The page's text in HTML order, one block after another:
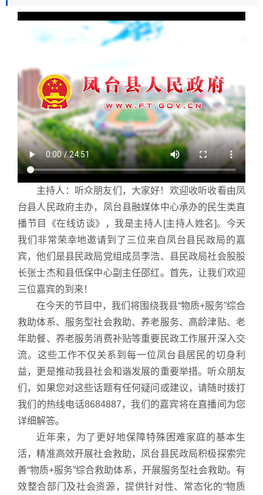
主持人：听众朋友们，大家好！欢迎收听收看由凤
台县人民政府主办，凤台县融媒体中心承办的民生类直
播节目《在线访谈》，我是主持人[主持人姓名]。今天
我们非常荣幸地邀请到了三位来自凤台县民政局的嘉
宾，他们是县民政局党组成员李浩、县民政局社会股股
长张士杰和县低保中心副主任邵红。首先，让我们欢迎
三位嘉宾的到来！
在今天的节目中，我们将围绕我县“物质+服务”综合
救助体系、服务型社会救助、养老服务、高龄津贴、老
年助餐、养老服务消费补贴等重要民政工作展开深入交
流。这些工作不仅关系到每一位凤台县居民的切身利
益，更是推动我县社会和谐发展的重要举措。听众朋友
们，如果您对这些话题有任何疑问或建议，请随时拨打
我们的热线电话8684887，我们的嘉宾将在直播间为您
详细解答。
近年来，为了更好地保障特殊困难家庭的基本生
活，精准高效开展社会救助，凤台县民政局积极探索完
善“物质+服务”综合救助体系，开展服务型社会救助。有
效整合部门及社会资源，提供针对性、常态化的“物质